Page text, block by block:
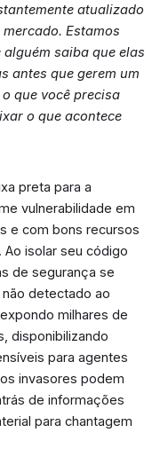
atualizado
Estamos
saiba que elas
antes que gerem um
que você precisa
o que acontece
preta para a
vulnerabilidade em
e com bons recursos
isolar seu código
de segurança se
detectado ao
milhares de
disponibilizando
para agentes
invasores podem
de informações
para chantagem